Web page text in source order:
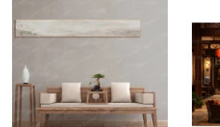
Quán trà, thiền trà, spa thư
nghiệm khách hàng